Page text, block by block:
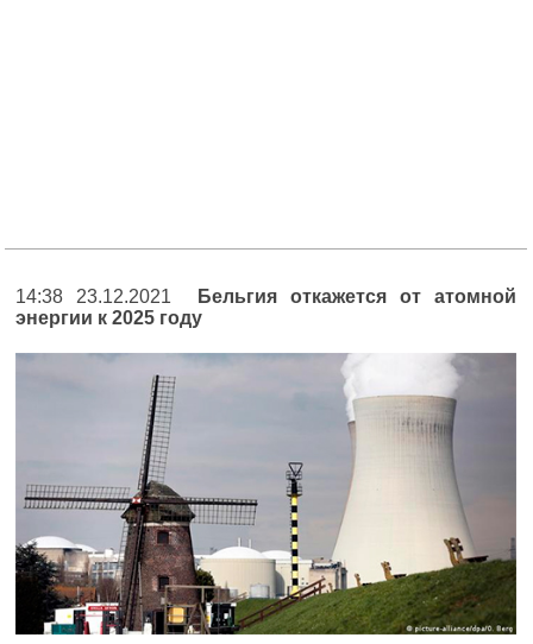
14:38 23.12.2021
Бельгия откажется от атомной
энергии к 2025 году